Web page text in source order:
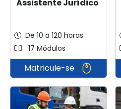
Assistente Jurídico
De 10 a 120 horas
17 Módulos
Matricule-se